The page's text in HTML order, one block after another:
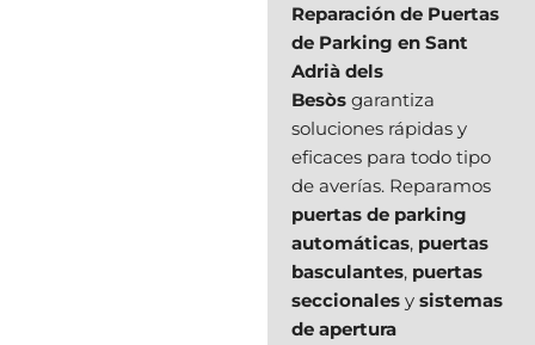
Reparación de Puertas
de Parking en Sant
Adrià dels
Besòs garantiza
soluciones rápidas y
eficaces para todo tipo
de averías. Reparamos
puertas de parking
automáticas, puertas
basculantes, puertas
seccionales y sistemas
de apertura